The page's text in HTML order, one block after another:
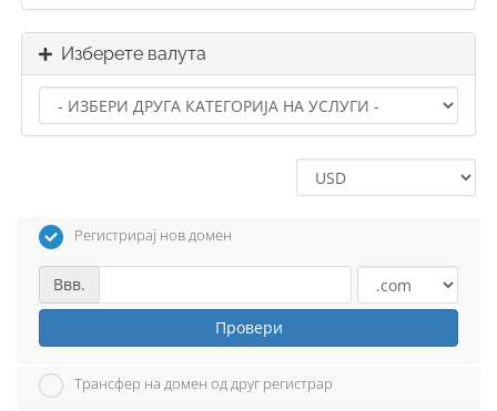
Изберете валута
Регистрирај нов домен
Ввв.
Провери
Трансфер на домен од друг регистрар